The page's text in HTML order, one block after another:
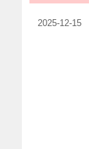
2025-12-15